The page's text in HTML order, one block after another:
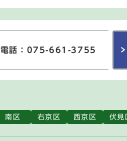
電話：075-661-3755
南区 右京区 西京区 伏見